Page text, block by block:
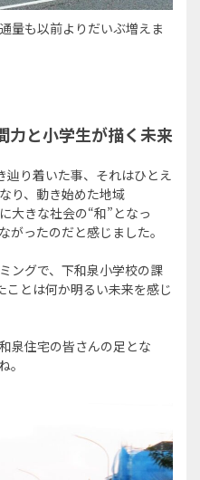
量も以前よりだいぶ増えま
力と小学生が描く未来
辿り着いた事、それはひとえ
り、動き始めた地域
大きな社会の“和”となっ
がったのだと感じました。
ングで、下和泉小学校の課
とは何か明るい未来を感じ
泉住宅の皆さんの足とな
。